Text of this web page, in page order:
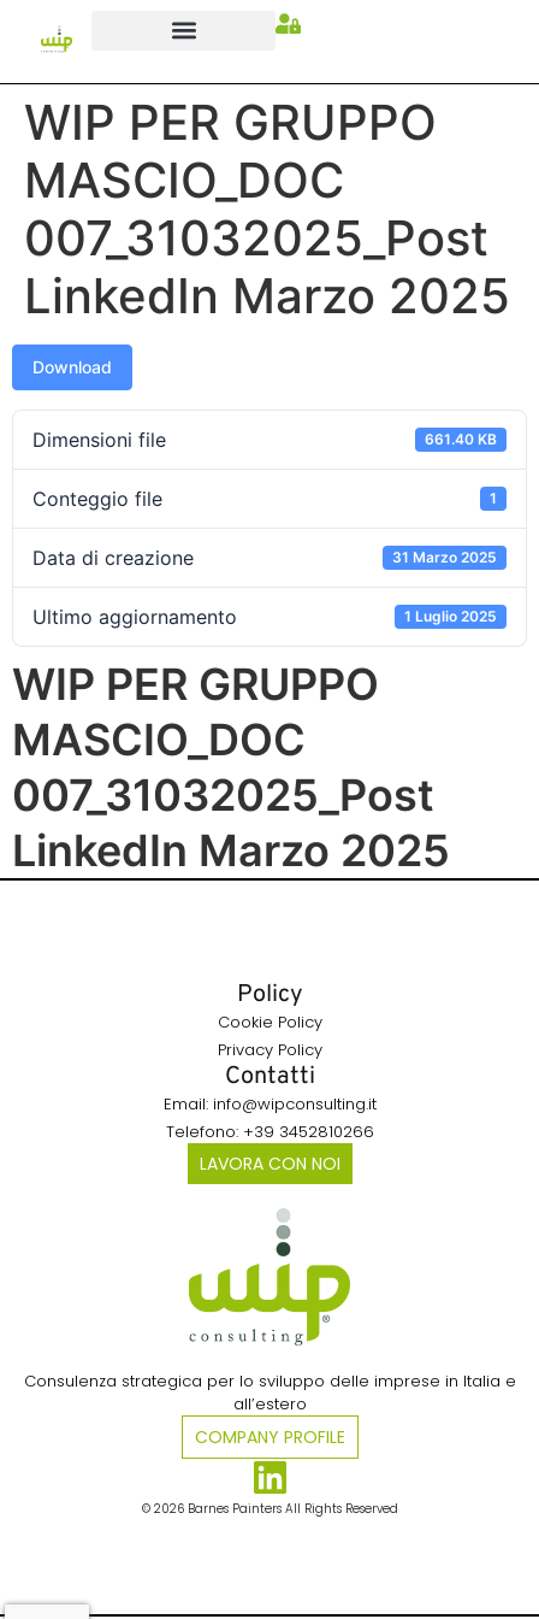
WIP PER GRUPPO
MASCIO_DOC
007_31032025_Post
LinkedIn Marzo 2025
Download
Dimensioni file 661.40 KB
Conteggio file 1
Data di creazione 31 Marzo 2025
Ultimo aggiornamento 1 Luglio 2025
WIP PER GRUPPO
MASCIO_DOC
007_31032025_Post
LinkedIn Marzo 2025
Consulenza strategica per lo sviluppo delle imprese in Italia e
all’estero​
COMPANY PROFILE
© 2026 Barnes Painters All Rights Reserved
Policy
Cookie Policy
Privacy Policy
Contatti
Email: info@wipconsulting.it
Telefono: +39 3452810266
LAVORA CON NOI